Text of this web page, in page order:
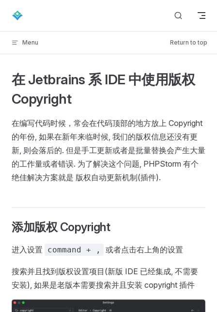
Skip to content
Menu Return to top
在 Jetbrains 系 IDE 中使用版权
Copyright
在编写代码时候，常会在代码顶部的地方放上 Copyright
的年份, 如果在新年来临时候, 我们的版权信息还没有更
新, 则会落后的. 但是手工更新或者是批量替换会产生大量
的工作量或者错误. 为了解决这个问题, PHPStorm 有个
绝佳解决方案就是 版权自动更新机制(插件).
添加版权 Copyright
进入设置 command + , 或者点击右上角的设置
搜索并且找到版权设置项目(新版 IDE 已经集成, 不需要
安装), 如果是老版本需要搜索并且安装 copyright 插件